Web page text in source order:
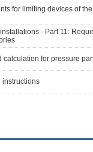
for limiting devices of
- Part 11:
calculation for pressure
instructions